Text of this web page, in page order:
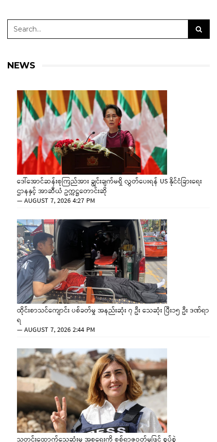
NEWS
ဒေါ်အောင်ဆန်းစုကြည်အား ချွင်းချက်မရှိ လွှတ်ပေးရန် US နိုင်ငံခြားရေး
ဌာနနှင့် အာဆီယံ ဥက္ကဋ္ဌတောင်းဆို
—AUGUST 7, 2026 4:27 PM
ထိုင်းစာသင်ကျောင်း ပစ်ခတ်မှု အနည်းဆုံး ၇ ဦး သေဆုံး ပြီး၁၅ ဦး ဒဏ်ရာ
ရ
—AUGUST 7, 2026 2:44 PM